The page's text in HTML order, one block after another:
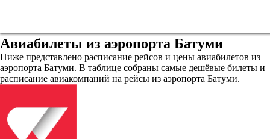
Авиабилеты из аэропорта Батуми
Ниже представлено расписание рейсов и цены авиабилетов из
аэропорта Батуми. В таблице собраны самые дешёвые билеты и
расписание авиакомпаний на рейсы из аэропорта Батуми.